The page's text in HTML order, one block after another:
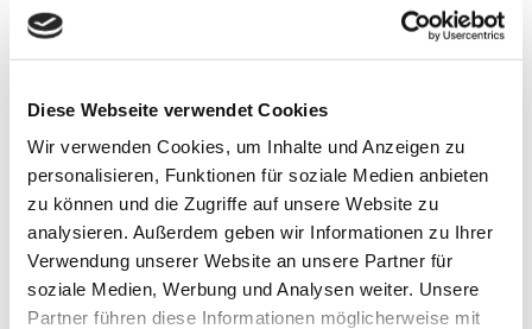
Diese Webseite verwendet Cookies
Wir verwenden Cookies, um Inhalte und Anzeigen zu
personalisieren, Funktionen für soziale Medien anbieten
zu können und die Zugriffe auf unsere Website zu
analysieren. Außerdem geben wir Informationen zu Ihrer
Verwendung unserer Website an unsere Partner für
soziale Medien, Werbung und Analysen weiter. Unsere
Partner führen diese Informationen möglicherweise mit
bietet Ihnen die Karosseriebau Braum GmbH einen
zuverlässigen Kundendienst an. Dabei legen wir
Preis-Leistungs-Verhältnis.
Vereinbaren Sie gleich telefonisch oder vor Ort
einen Termin bei uns. Unser sehr gut ausgebildetes
Team kümmert sich dann schnell und unkompliziert
um Ihr Fahrzeug. Haben Sie noch Fragen? Dann